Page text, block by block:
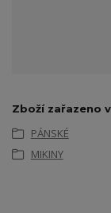
Zboží zařazeno
PÁNSKÉ
MIKINY